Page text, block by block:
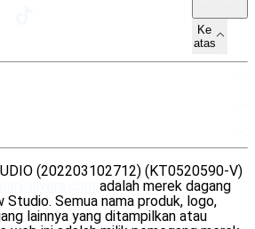
Ke
atas
(202203102712) (KT0520590-V)
adalah merek dagang
Semua nama produk, logo,
lainnya yang ditampilkan atau